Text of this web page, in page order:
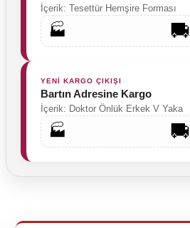
İçerik: Tesettür Hemşire Forması
🏭 🚚
YENİ KARGO ÇIKIŞI
Bartın Adresine Kargo
İçerik: Doktor Önlük Erkek V Yaka
🏭 🚚